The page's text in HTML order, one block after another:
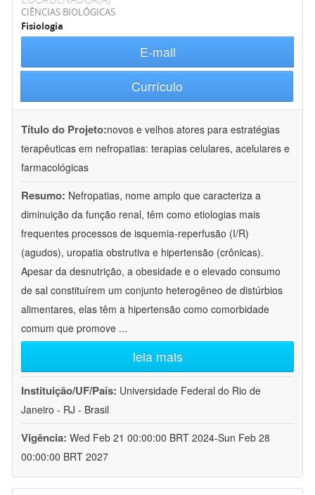
CIÊNCIAS BIOLÓGICAS
Fisiologia
E-mail
Currículo
Título do Projeto:novos e velhos atores para estratégias
terapêuticas em nefropatias: terapias celulares, acelulares e
farmacológicas
Resumo: Nefropatias, nome amplo que caracteriza a
diminuição da função renal, têm como etiologias mais
frequentes processos de isquemia-reperfusão (I/R)
(agudos), uropatia obstrutiva e hipertensão (crônicas).
Apesar da desnutrição, a obesidade e o elevado consumo
de sal constituírem um conjunto heterogêneo de distúrbios
alimentares, elas têm a hipertensão como comorbidade
comum que promove ...
leia mais
Instituição/UF/País: Universidade Federal do Rio de
Janeiro - RJ - Brasil
Vigência: Wed Feb 21 00:00:00 BRT 2024-Sun Feb 28
00:00:00 BRT 2027